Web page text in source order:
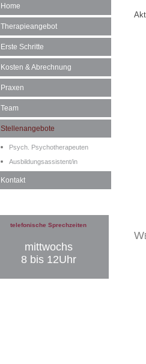
Home
Therapieangebot
Erste Schritte
Kosten & Abrechnung
Praxen
Team
Stellenangebote
Psych. Psychotherapeuten
Ausbildungsassistent/in
Kontakt
telefonische Sprechzeiten
mittwochs
8 bis 12Uhr